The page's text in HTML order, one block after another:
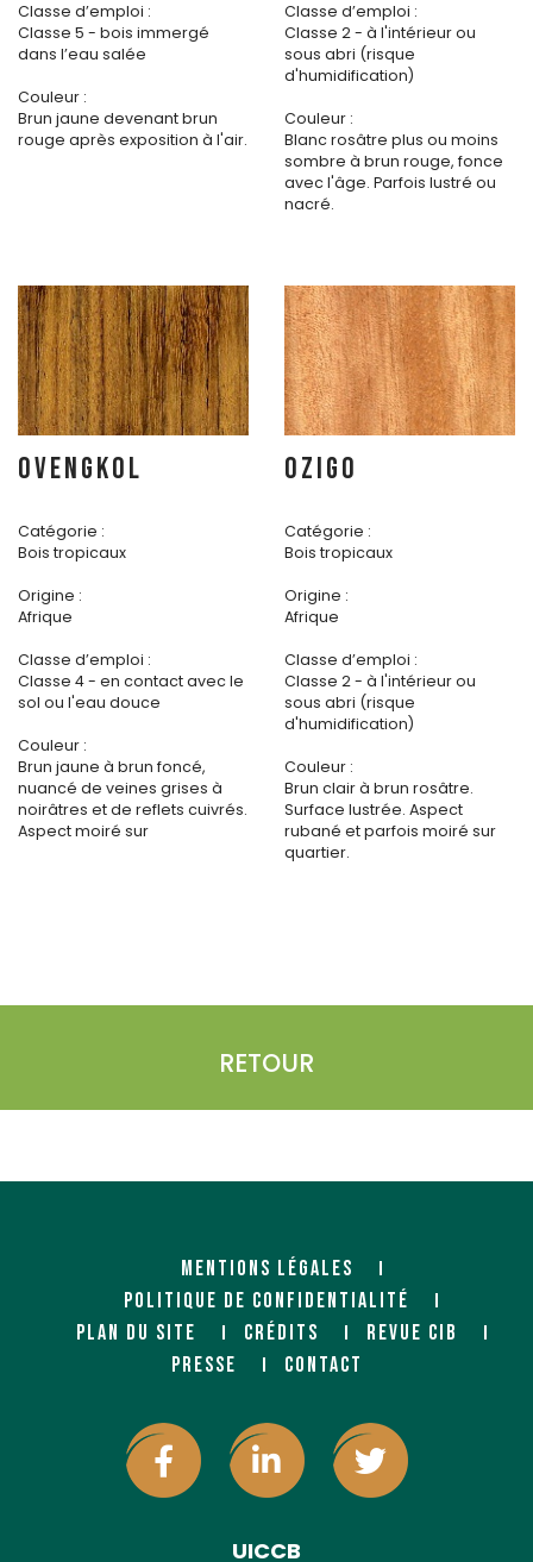
Classe d’emploi :
Classe 5 - bois immergé
dans l’eau salée
Couleur :
Brun jaune devenant brun
rouge après exposition à l'air.
Classe d’emploi :
Classe 2 - à l'intérieur ou
sous abri (risque
d'humidification)
Couleur :
Blanc rosâtre plus ou moins
sombre à brun rouge, fonce
avec l'âge. Parfois lustré ou
nacré.
OVENGKOL
Catégorie :
Bois tropicaux
Origine :
Afrique
Classe d’emploi :
Classe 4 - en contact avec le
sol ou l'eau douce
Couleur :
Brun jaune à brun foncé,
nuancé de veines grises à
noirâtres et de reflets cuivrés.
Aspect moiré sur
OZIGO
Catégorie :
Bois tropicaux
Origine :
Afrique
Classe d’emploi :
Classe 2 - à l'intérieur ou
sous abri (risque
d'humidification)
Couleur :
Brun clair à brun rosâtre.
Surface lustrée. Aspect
rubané et parfois moiré sur
quartier.
RETOUR
MENTIONS LÉGALES
POLITIQUE DE CONFIDENTIALITÉ
PLAN DU SITE
CRÉDITS
REVUE CIB
PRESSE
CONTACT
UICCB